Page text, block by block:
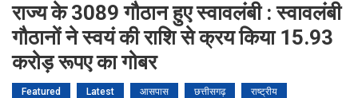
राज्य के 3089 गौठान हुए स्वावलंबी : स्वावलंबी
गौठानों ने स्वयं की राशि से क्रय किया 15.93
करोड़ रूपए का गोबर
Featured Latest आसपास छत्तीसगढ़ राष्ट्रीय